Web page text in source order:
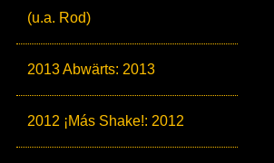
(u.a. Rod)
2013 Abwärts: 2013
2012 ¡Más Shake!: 2012